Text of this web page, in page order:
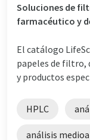
Soluciones de
farmacéutico y
El catálogo
papeles de filtro,
y productos
HPLC
análisis